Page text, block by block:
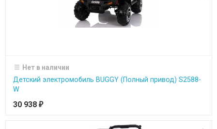
Нет в наличии
Детский электромобиль BUGGY (Полный привод) S2588-
W
30 938 ₽